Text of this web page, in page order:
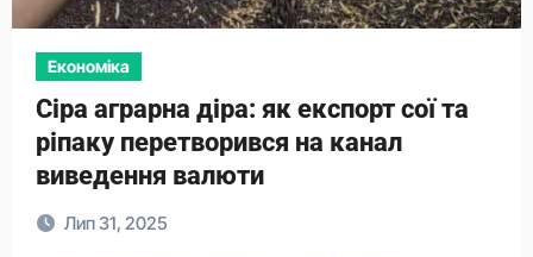
Економіка
​Сіра аграрна діра: як експорт сої та
ріпаку перетворився на канал
виведення валюти
Лип 31, 2025